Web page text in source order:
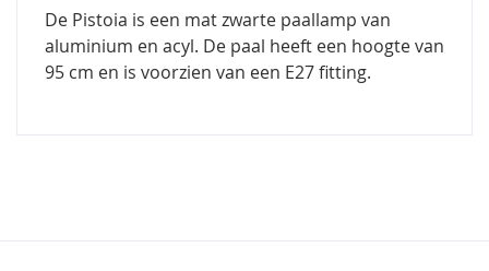
De Pistoia is een mat zwarte paallamp van
aluminium en acyl. De paal heeft een hoogte van
95 cm en is voorzien van een E27 fitting.